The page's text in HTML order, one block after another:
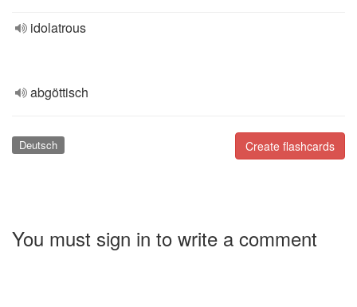
idolatrous
abgöttisch
Create flashcards
Deutsch
You must sign in to write a comment